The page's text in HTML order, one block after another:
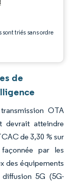
triés sans ordre
de
OTA
devrait atteindre
de 3,30 % sur
par les
des équipements
5G (5G-